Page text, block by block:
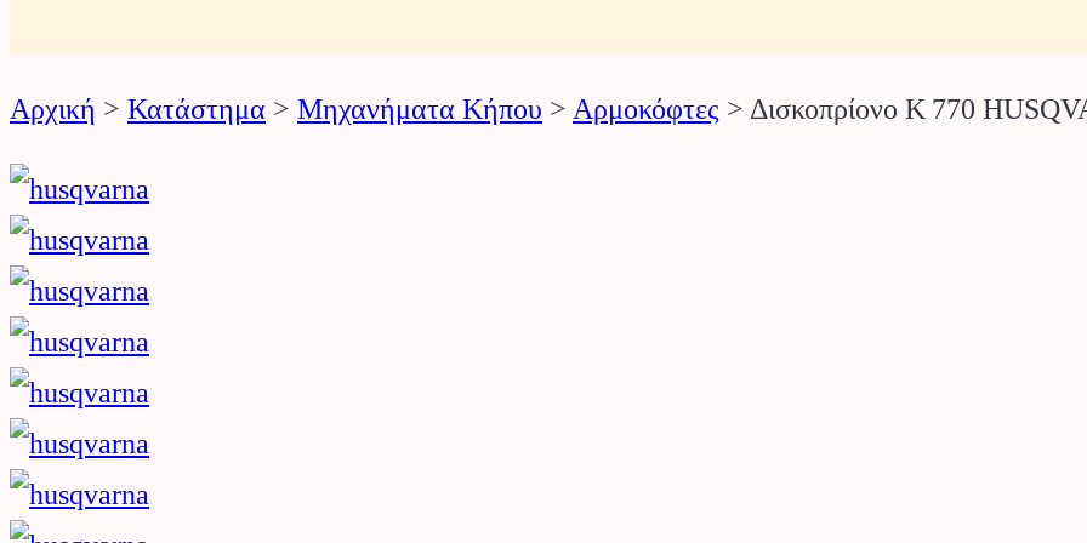
ν
τ
Αρχική > Κατάστημα > Μηχανήματα Κήπου > Αρμοκόφτες > Δισκοπρίονο K 770